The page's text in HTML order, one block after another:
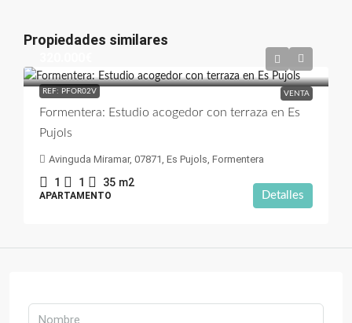
Propiedades similares
REF: PFOR02V VENTA
Formentera: Estudio acogedor con terraza en Es
Pujols
Avinguda Miramar, 07871, Es Pujols, Formentera
1 1 35 m2
APARTAMENTO Detalles